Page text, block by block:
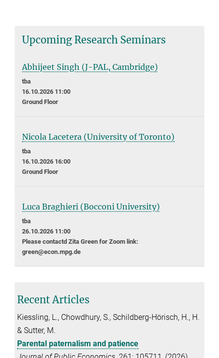
Upcoming Research Seminars
Abhijeet Singh (J-PAL, Cambridge)
tba
16.10.2026 11:00
Ground Floor
Nicola Lacetera (University of Toronto)
tba
16.10.2026 16:00
Ground Floor
Luca Braghieri (Bocconi University)
tba
26.10.2026 11:00
Please contactd Zita Green for Zoom link:
green@econ.mpg.de
Recent Articles
Kiessling, L., Chowdhury, S., Schildberg-Hörisch, H., H.
& Sutter, M.
Parental paternalism and patience